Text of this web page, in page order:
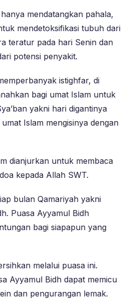
mendatangkan pahala,
mendetoksifikasi tubuh dari
teratur pada hari Senin dan
potensi penyakit.
istighfar, di
bagi umat Islam untuk
yakni hari digantinya
Islam mengisinya dengan
dianjurkan untuk membaca
kepada Allah SWT.
bulan Qamariyah yakni
Puasa Ayyamul Bidh
bagi siapapun yang
melalui puasa ini.
Ayyamul Bidh dapat memicu
dan pengurangan lemak.